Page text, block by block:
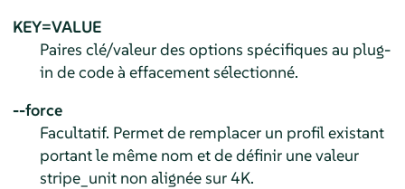
KEY=VALUE
Paires clé/valeur des options spécifiques au plug-
in de code à effacement sélectionné.
--force
Facultatif. Permet de remplacer un profil existant
portant le même nom et de définir une valeur
stripe_unit non alignée sur 4K.